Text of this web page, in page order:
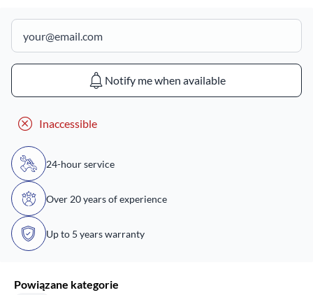
Notify me when available
Inaccessible
24-hour service
Over 20 years of experience
Up to 5 years warranty
Powiązane kategorie